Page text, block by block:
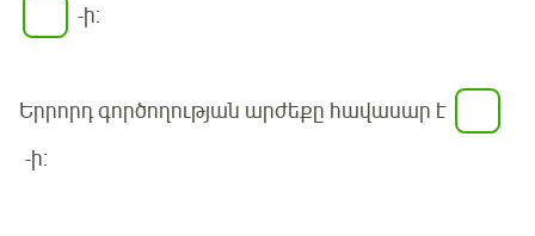
-ի:
Երրորդ գործողության արժեքը հավասար է
-ի: